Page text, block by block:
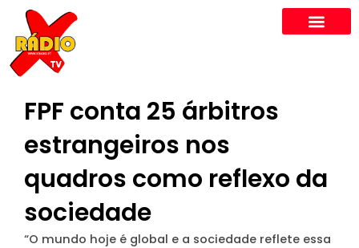
content
FPF conta 25 árbitros
estrangeiros nos
quadros como reflexo da
sociedade
“O mundo hoje é global e a sociedade reflete essa